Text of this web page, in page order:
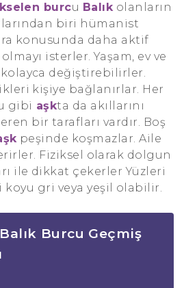
burcu Balıkolanların
biri hümanist
konusunda daha aktif
isterler. Yaşam, ev ve
değiştirebilirler.
kişiye bağlanırlar. Her
gibi aşkta da akıllarını
bir tarafları vardır. Boş
peşinde koşmazlar. Aile
Fiziksel olarak dolgun
ile dikkat çekerler Yüzleri
koyu gri veya yeşil olabilir.
Burcu Geçmiş